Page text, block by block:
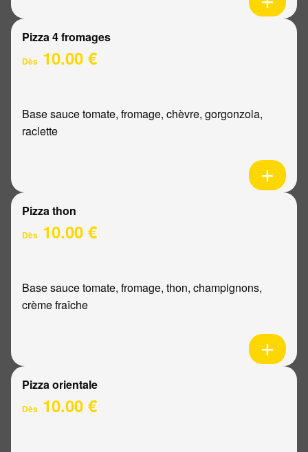
Pizza 4 fromages
Dès 10.00 €
Base sauce tomate, fromage, chèvre, gorgonzola,
raclette
Pizza thon
Dès 10.00 €
Base sauce tomate, fromage, thon, champignons,
crème fraîche
Pizza orientale
Dès 10.00 €